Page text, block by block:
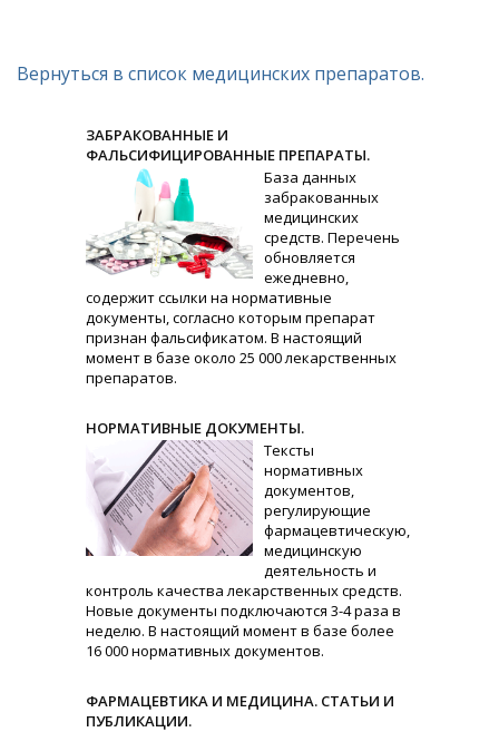
Вернуться в список медицинских препаратов.
ЗАБРАКОВАННЫЕ И
ФАЛЬСИФИЦИРОВАННЫЕ ПРЕПАРАТЫ.
База данных
забракованных
медицинских
средств. Перечень
обновляется
ежедневно,
содержит ссылки на нормативные
документы, согласно которым препарат
признан фальсификатом. В настоящий
момент в базе около 25 000 лекарственных
препаратов.
НОРМАТИВНЫЕ ДОКУМЕНТЫ.
Тексты
нормативных
документов,
регулирующие
фармацевтическую,
медицинскую
деятельность и
контроль качества лекарственных средств.
Новые документы подключаются 3-4 раза в
неделю. В настоящий момент в базе более
16 000 нормативных документов.
ФАРМАЦЕВТИКА И МЕДИЦИНА. СТАТЬИ И
ПУБЛИКАЦИИ.